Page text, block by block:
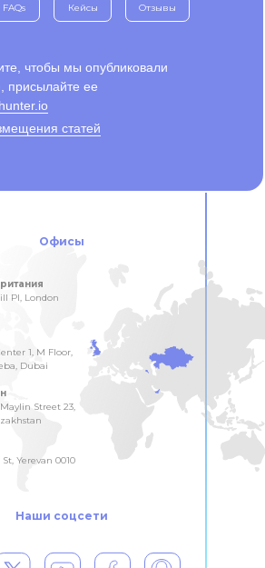
FAQs Кейсы Отзывы
чтобы мы опубликовали
присылайте ее
статей
Наши соцсети
Офисы
Pl, London
1, M Floor,
Dubai
Street 23,
Yerevan 0010